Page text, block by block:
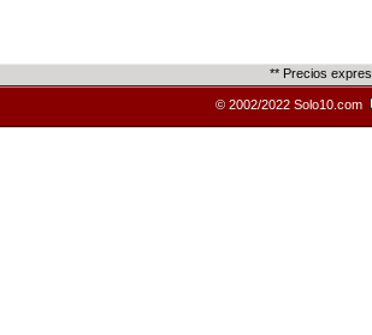
** Precios
© 2002/2022 Solo10.com